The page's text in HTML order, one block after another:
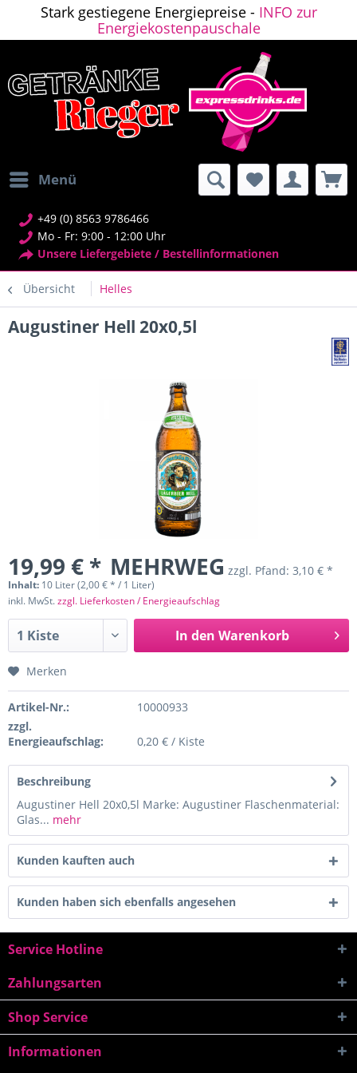
Stark gestiegene Energiepreise - INFO zur
Energiekostenpauschale
Menü
+49 (0) 8563 9786466
Mo - Fr: 9:00 - 12:00 Uhr
Unsere Liefergebiete / Bestellinformationen
Übersicht Helles
Augustiner Hell 20x0,5l
19,99 € * MEHRWEG zzgl. Pfand: 3,10 € *
Inhalt: 10 Liter (2,00 € * / 1 Liter)
inkl. MwSt.zzgl. Lieferkosten / Energieaufschlag
In den Warenkorb
Merken
Artikel-Nr.:
10000933
zzgl.
Energieaufschlag:
0,20 € / Kiste
Beschreibung
Augustiner Hell 20x0,5l Marke: Augustiner Flaschenmaterial:
Glas... mehr
Kunden kauften auch
Kunden haben sich ebenfalls angesehen
Service Hotline
Zahlungsarten
Shop Service
Informationen